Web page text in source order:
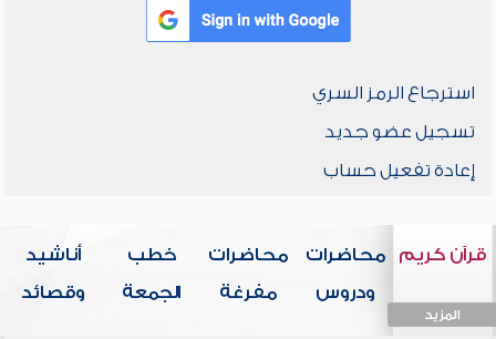
استرجاع الرمز السري
تسجيل عضو جديد
إعادة تفعيل حساب
قرآن كريم
المزيد
محاضرات
ودروس
محاضرات
مفرغة
خطب
الجمعة
أناشيد
وقصائد